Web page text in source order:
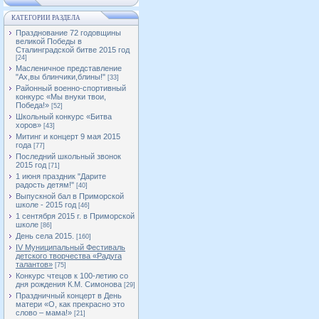
КАТЕГОРИИ РАЗДЕЛА
Празднование 72 годовщины
великой Победы в
Сталинградской битве 2015 год
[24]
Масленичное представление
"Ах,вы блинчики,блины!" [33]
Районный военно-спортивный
конкурс «Мы внуки твои,
Победа!» [52]
Школьный конкурс «Битва
хоров» [43]
Митинг и концерт 9 мая 2015
года [77]
Последний школьный звонок
2015 год [71]
1 июня праздник "Дарите
радость детям!" [40]
Выпускной бал в Приморской
школе - 2015 год [46]
1 сентября 2015 г. в Приморской
школе [86]
День села 2015. [160]
IV Муниципальный Фестиваль
детского творчества «Радуга
талантов» [75]
Конкурс чтецов к 100-летию со
дня рождения К.М. Симонова [29]
Праздничный концерт в День
матери «О, как прекрасно это
слово – мама!» [21]